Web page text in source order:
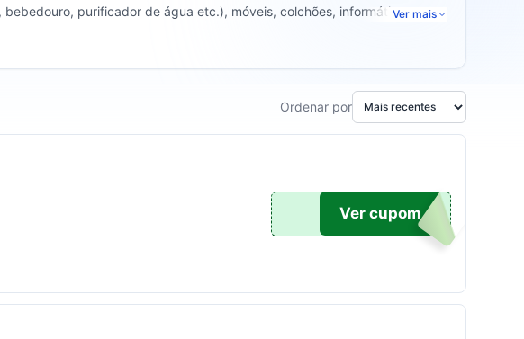
purificador de água etc.), móveis, colchões, informática,Ver mais
Ordenar por
DO10
Ver cupom